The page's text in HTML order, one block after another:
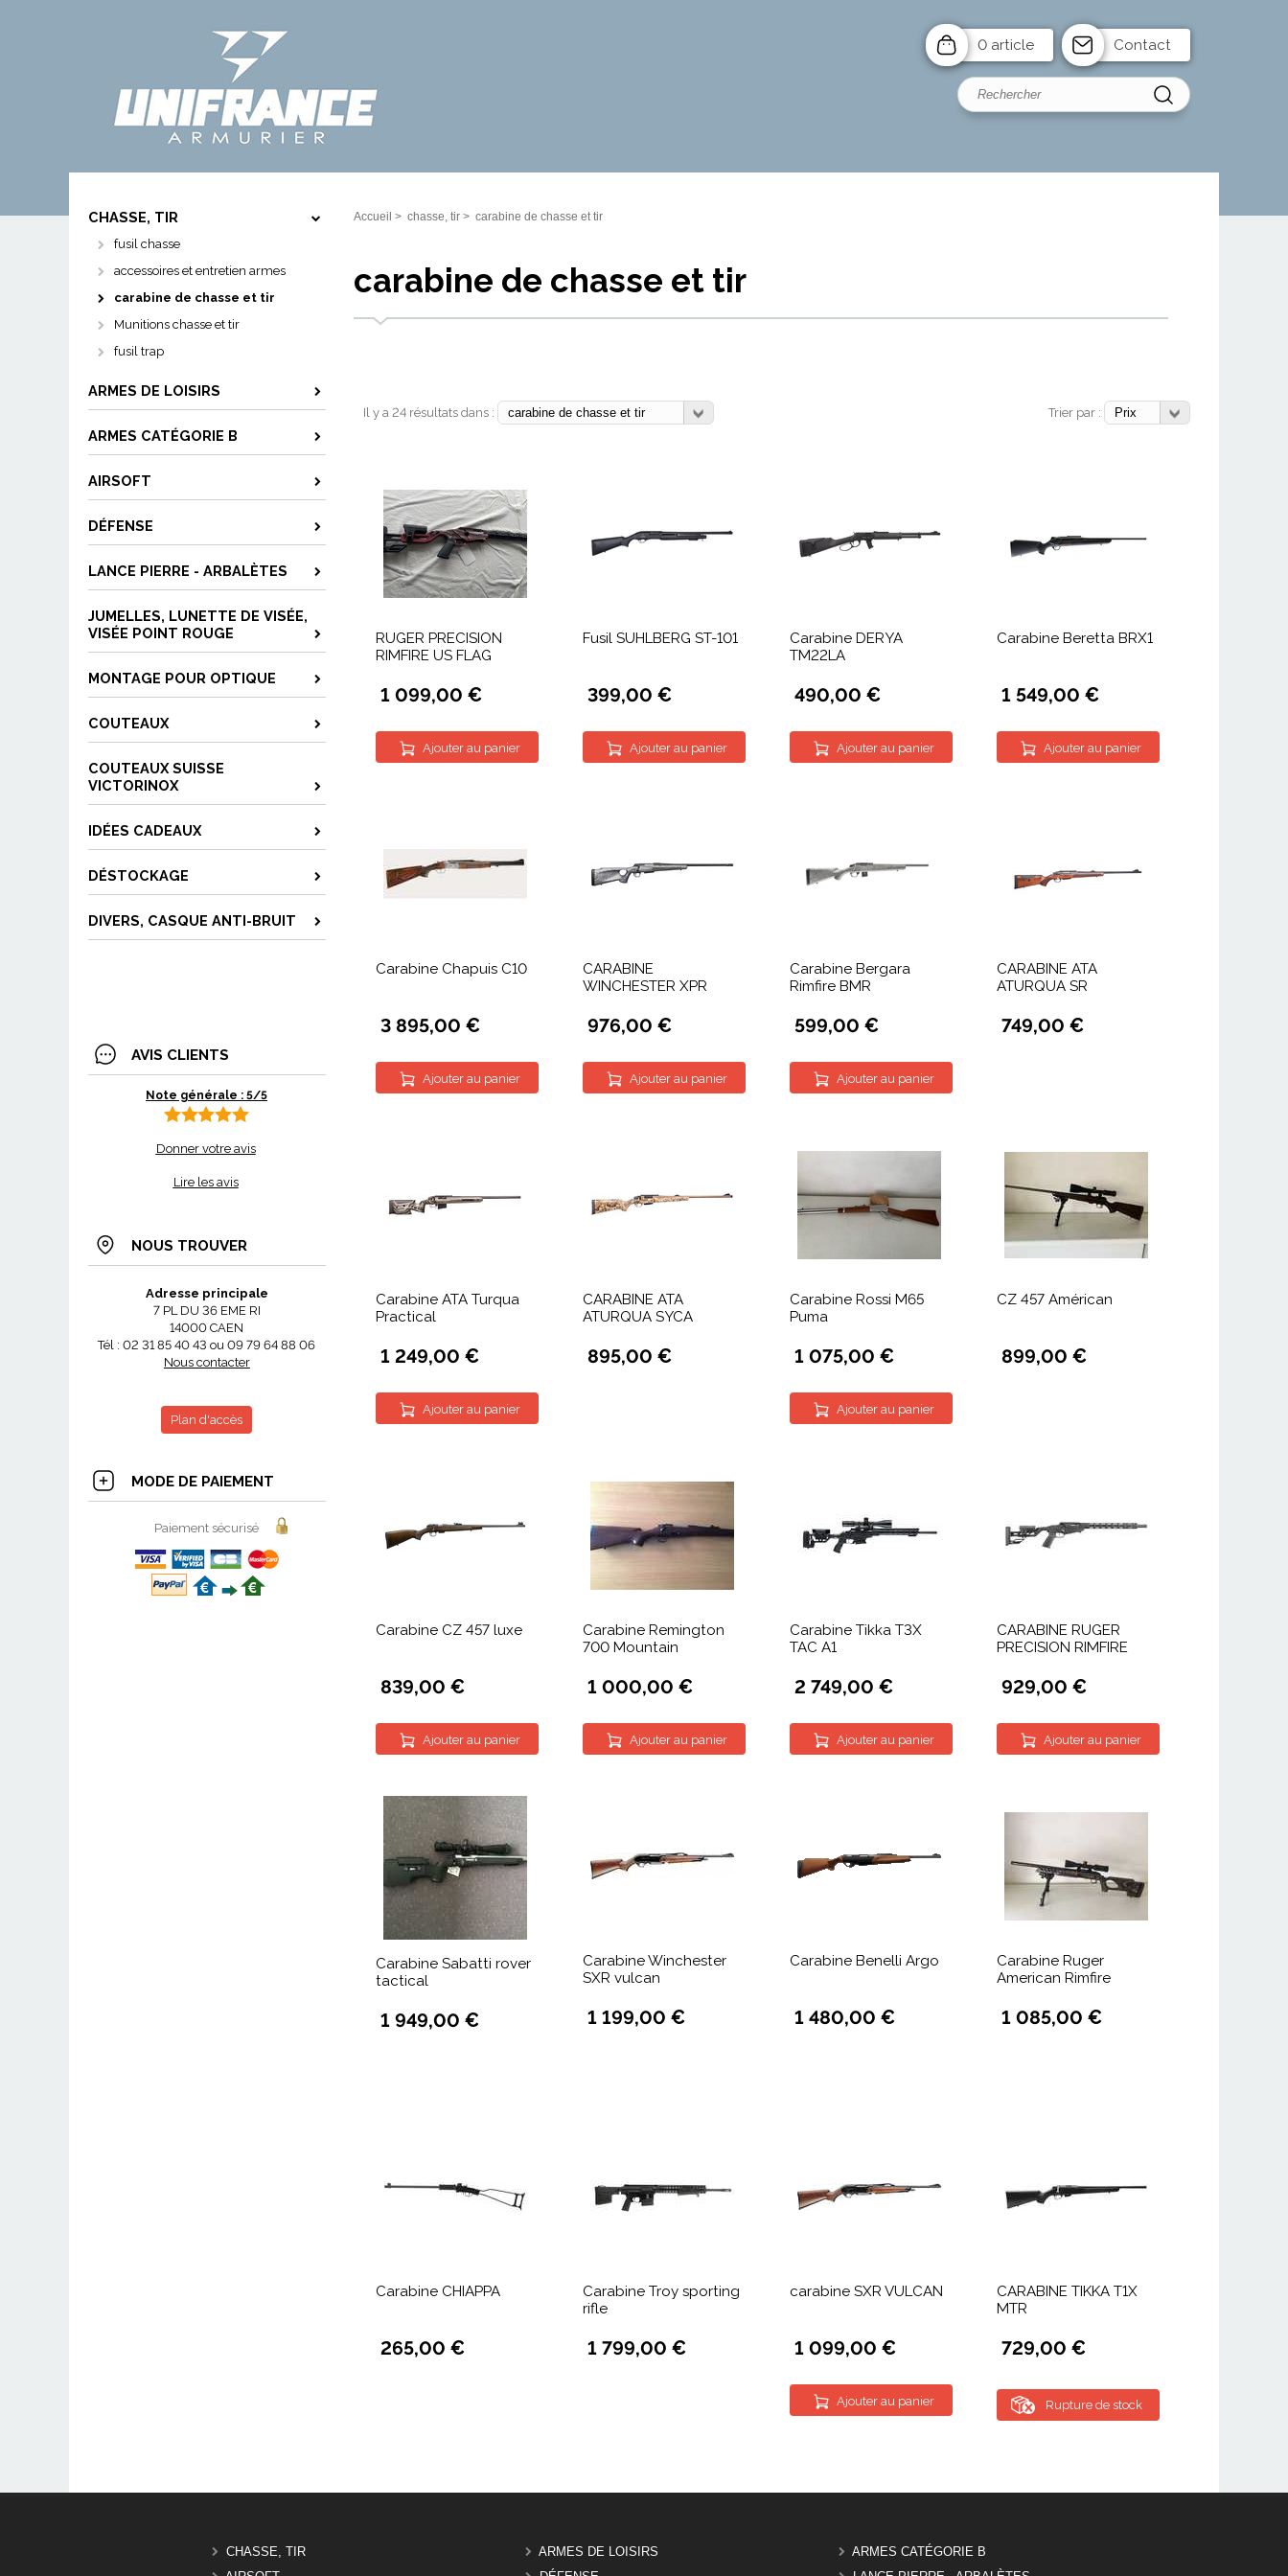
0 article Contact
CHASSE, TIR
fusil chasse
accessoires et entretien armes
carabine de chasse et tir
Munitions chasse et tir
fusil trap
ARMES DE LOISIRS
ARMES CATÉGORIE B
AIRSOFT
DÉFENSE
LANCE PIERRE - ARBALÈTES
JUMELLES, LUNETTE DE VISÉE,
VISÉE POINT ROUGE
MONTAGE POUR OPTIQUE
COUTEAUX
COUTEAUX SUISSE
VICTORINOX
IDÉES CADEAUX
DÉSTOCKAGE
DIVERS, CASQUE ANTI-BRUIT
AVIS CLIENTS
Note générale : 5/5
Donner votre avis
Lire les avis
NOUS TROUVER
Adresse principale
7 PL DU 36 EME RI
14000 CAEN
Tél : 02 31 85 40 43 ou 09 79 64 88 06
Nous contacter
Plan d'accès
MODE DE PAIEMENT
Paiement sécurisé
Accueil > chasse, tir> carabine de chasse et tir
carabine de chasse et tir
Il y a 24 résultats dans : Trier par :
RUGER PRECISION
RIMFIRE US FLAG
1 099,00 €
Ajouter au panier
Fusil SUHLBERG ST-101
399,00 €
Ajouter au panier
Carabine DERYA
TM22LA
490,00 €
Ajouter au panier
Carabine Beretta BRX1
1 549,00 €
Ajouter au panier
Carabine Chapuis C10
3 895,00 €
Ajouter au panier
CARABINE
WINCHESTER XPR
976,00 €
Ajouter au panier
Carabine Bergara
Rimfire BMR
599,00 €
Ajouter au panier
CARABINE ATA
ATURQUA SR
749,00 €
Carabine ATA Turqua
Practical
1 249,00 €
Ajouter au panier
CARABINE ATA
ATURQUA SYCA
895,00 €
Carabine Rossi M65
Puma
1 075,00 €
Ajouter au panier
CZ 457 Américan
899,00 €
Carabine CZ 457 luxe
839,00 €
Ajouter au panier
Carabine Remington
700 Mountain
1 000,00 €
Ajouter au panier
Carabine Tikka T3X
TAC A1
2 749,00 €
Ajouter au panier
CARABINE RUGER
PRECISION RIMFIRE
929,00 €
Ajouter au panier
Carabine Sabatti rover
tactical
1 949,00 €
Carabine Winchester
SXR vulcan
1 199,00 €
Carabine Benelli Argo
1 480,00 €
Carabine Ruger
American Rimfire
1 085,00 €
Carabine CHIAPPA
265,00 €
Carabine Troy sporting
rifle
1 799,00 €
carabine SXR VULCAN
1 099,00 €
Ajouter au panier
CARABINE TIKKA T1X
MTR
729,00 €
Rupture de stock
CHASSE, TIR ARMES DE LOISIRS
ARMES CATÉGORIE B